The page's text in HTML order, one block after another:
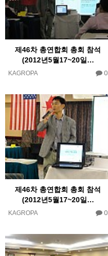
제46차 총연합회 총회 참석
(2012년5월17~20일…
KAGROPA 0
제46차 총연합회 총회 참석
(2012년5월17~20일…
KAGROPA 0